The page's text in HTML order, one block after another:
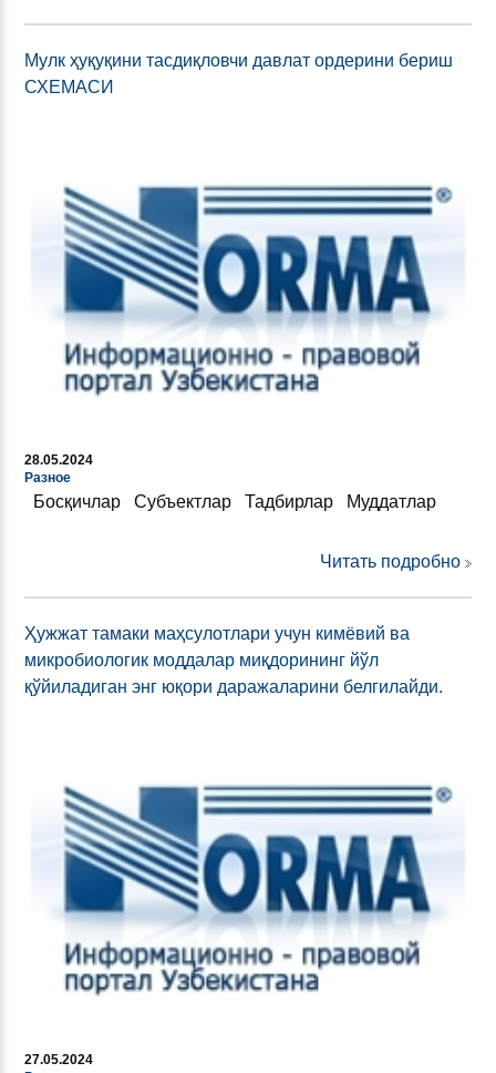
Мулк ҳуқуқини тасдиқловчи давлат ордерини бериш
СХEМАСИ
28.05.2024
Разное
Босқичлар Субъектлар Тадбирлар Муддатлар
Читать подробно
Ҳужжат тамаки маҳсулотлари учун кимёвий ва
микробиологик моддалар миқдорининг йўл
қўйиладиган энг юқори даражаларини белгилайди.
27.05.2024